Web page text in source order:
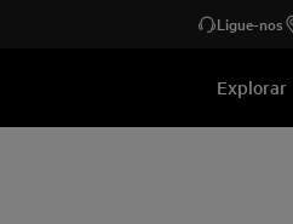
Ligue-nos
Explorar